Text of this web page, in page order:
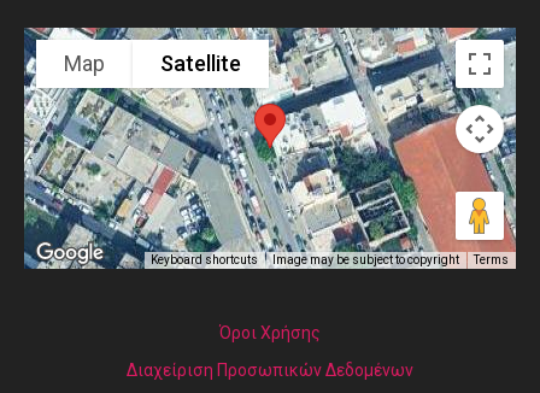
Map Satellite
Keyboard shortcuts Image may be subject to copyright Terms
Όροι Χρήσης
Διαχείριση Προσωπικών Δεδομένων